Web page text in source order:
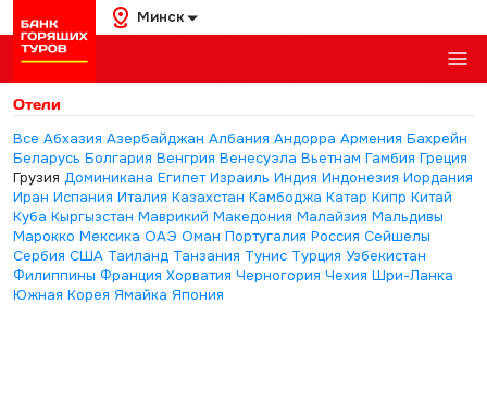
Минск
Отели
Все Абхазия Азербайджан Албания Андорра Армения Бахрейн
Беларусь Болгария Венгрия Венесуэла Вьетнам Гамбия Греция
Грузия Доминикана Египет Израиль Индия Индонезия Иордания
Иран Испания Италия Казахстан Камбоджа Катар Кипр Китай
Куба Кыргызстан Маврикий Македония Малайзия Мальдивы
Марокко Мексика ОАЭ Оман Португалия Россия Сейшелы
Сербия США Таиланд Танзания Тунис Турция Узбекистан
Филиппины Франция Хорватия Черногория Чехия Шри-Ланка
Южная Корея Ямайка Япония